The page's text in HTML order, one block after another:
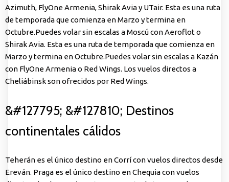
Azimuth, FlyOne Armenia, Shirak Avia y UTair. Esta es una ruta
de temporada que comienza en Marzo y termina en
Octubre.Puedes volar sin escalas a Moscú con Aeroflot o
Shirak Avia. Esta es una ruta de temporada que comienza en
Marzo y termina en Octubre.Puedes volar sin escalas a Kazán
con FlyOne Armenia o Red Wings. Los vuelos directos a
Cheliábinsk son ofrecidos por Red Wings.
&#127795; &#127810; Destinos
continentales cálidos
Teherán es el único destino en Corrí con vuelos directos desde
Ereván. Praga es el único destino en Chequia con vuelos